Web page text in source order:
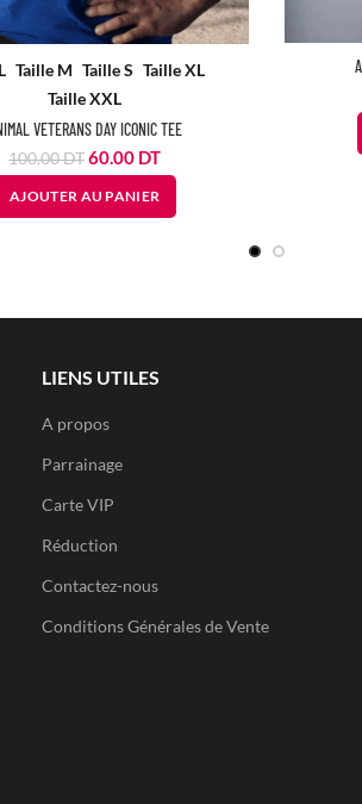
Taille M Taille S Taille XL
Taille XXL
VETERANS DAY ICONIC TEE
100.00DTLe
prix
initial
était :
60.00 DTLe
prix
est :
AJOUTER AU PANIER
LIENS UTILES
A propos
Parrainage
Carte VIP
Réduction
Contactez-nous
Conditions Générales de Vente